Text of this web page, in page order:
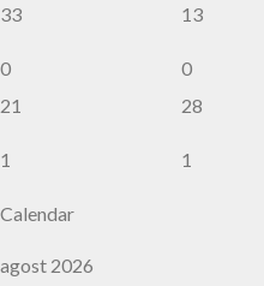
33
0
13
0
21
1
28
1
Calendar
agost 2026